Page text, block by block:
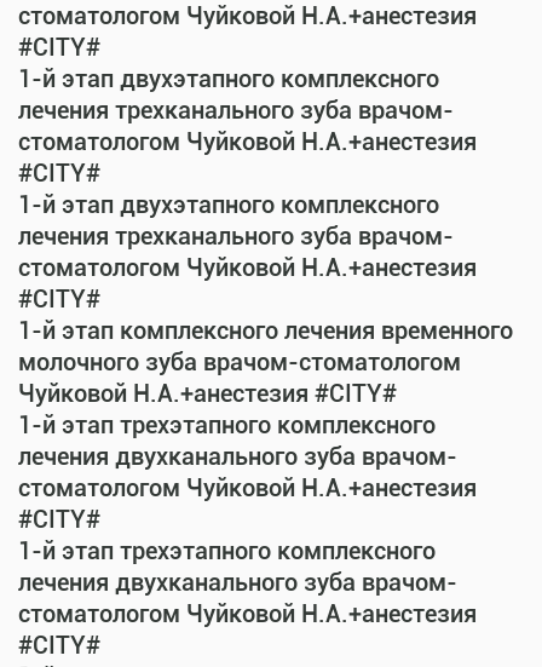
стоматологом Чуйковой Н.А.+анестезия
#CITY#
1-й этап двухэтапного комплексного
лечения трехканального зуба врачом-
стоматологом Чуйковой Н.А.+анестезия
#CITY#
1-й этап двухэтапного комплексного
лечения трехканального зуба врачом-
стоматологом Чуйковой Н.А.+анестезия
#CITY#
1-й этап комплексного лечения временного
молочного зуба врачом-стоматологом
Чуйковой Н.А.+анестезия #CITY#
1-й этап трехэтапного комплексного
лечения двухканального зуба врачом-
стоматологом Чуйковой Н.А.+анестезия
#CITY#
1-й этап трехэтапного комплексного
лечения двухканального зуба врачом-
стоматологом Чуйковой Н.А.+анестезия
#CITY#